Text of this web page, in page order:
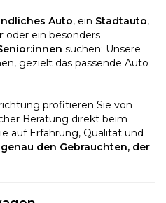
Auto, ein Stadtauto,
oder ein besonders
suchen: Unsere
gezielt das passende Auto
profitieren Sie von
Beratung direkt beim
auf Erfahrung, Qualität und
den Gebrauchten, der